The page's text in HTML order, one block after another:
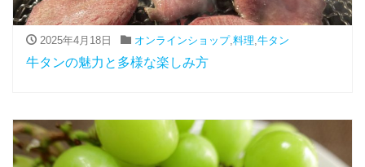
2025年4月18日 オンラインショップ,料理,牛タン
牛タンの魅力と多様な楽しみ方